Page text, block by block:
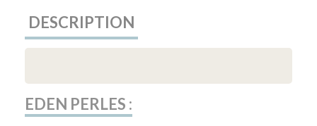
DESCRIPTION
EDEN PERLES :